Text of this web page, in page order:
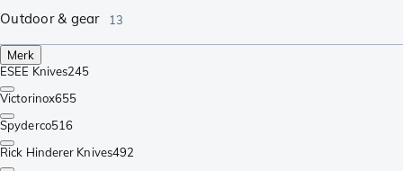
Outdoor & gear 13
Merk
ESEE Knives245
Victorinox655
Spyderco516
Rick Hinderer Knives492